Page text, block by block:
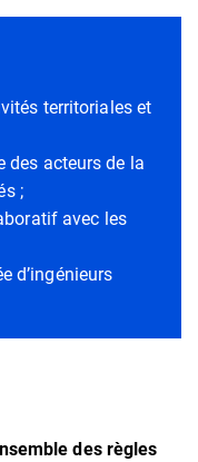
territoriales et
des acteurs de la
;
avec les
d’ingénieurs
des règles